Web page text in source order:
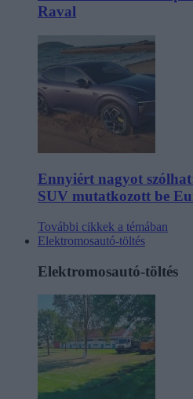
Raval
Ennyiért nagyot
SUV mutatkozott be
További cikkek a témában
Elektromosautó-töltés
Elektromosautó-töltés